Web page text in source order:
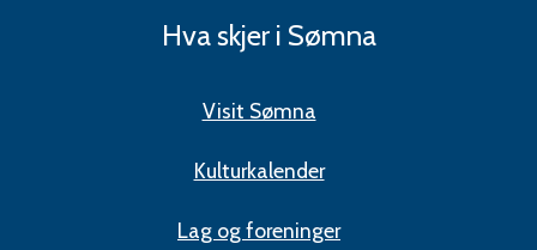
Hva skjer i Sømna
Visit Sømna
Kulturkalender
Lag og foreninger